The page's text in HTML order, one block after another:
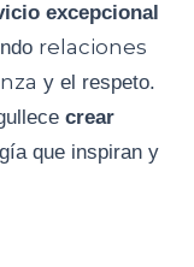
excepcional
relaciones
y el respeto.
crear
que inspiran y